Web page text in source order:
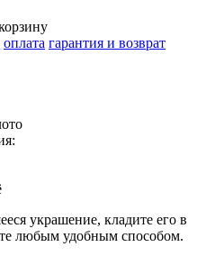
оплата гарантия и возврат
украшение, кладите его в
любым удобным способом.